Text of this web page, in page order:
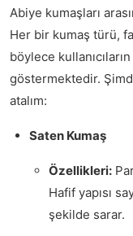
Abiye kumaşları
Her bir kumaş türü,
böylece
göstermektedir.
atalım:
Saten Kumaş
Özellikleri:
Hafif yapısı
şekilde sarar.